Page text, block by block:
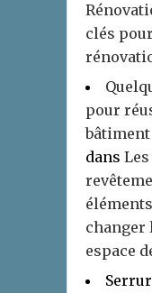
clés
pour
dans
changer
espace